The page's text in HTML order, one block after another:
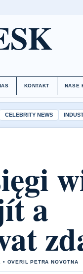
KONTAKT NASE
CELEBRITY NEWS
a
OVERIL PETRA NOVOTNA